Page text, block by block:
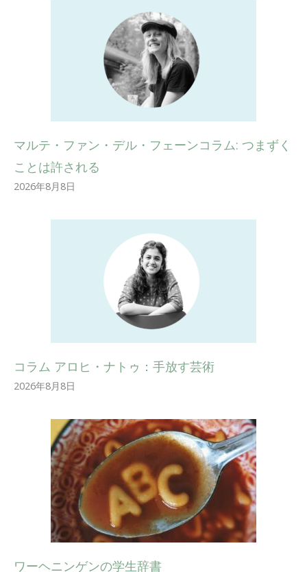
マルテ・ファン・デル・フェーンコラム: つまずく
ことは許される
2026年8月8日
コラム アロヒ・ナトゥ：手放す芸術
2026年8月8日
ワーヘニンゲンの学生辞書